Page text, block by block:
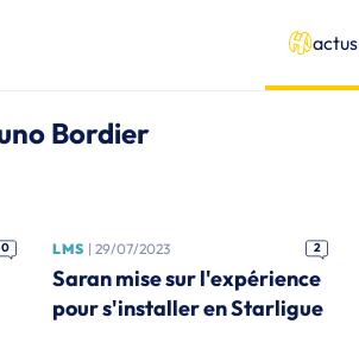
actus
Bordier
0 LMS | 29/07/2023 2
Saran mise sur l'expérience
pour s'installer en Starligue